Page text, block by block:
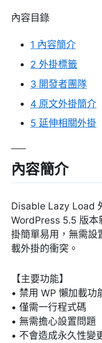
內容目錄
1 內容簡介
2 外掛標籤
3 開發者團隊
4 原文外掛簡介
5 延伸相關外掛
內容簡介
Disable Lazy Load
WordPress 5.5 版本
掛簡單易用，無需設
載外掛的衝突。
【主要功能】
• 禁用 WP 懶加載功
• 僅需一行程式碼
• 無需擔心設置問題
• 不會造成永久性變